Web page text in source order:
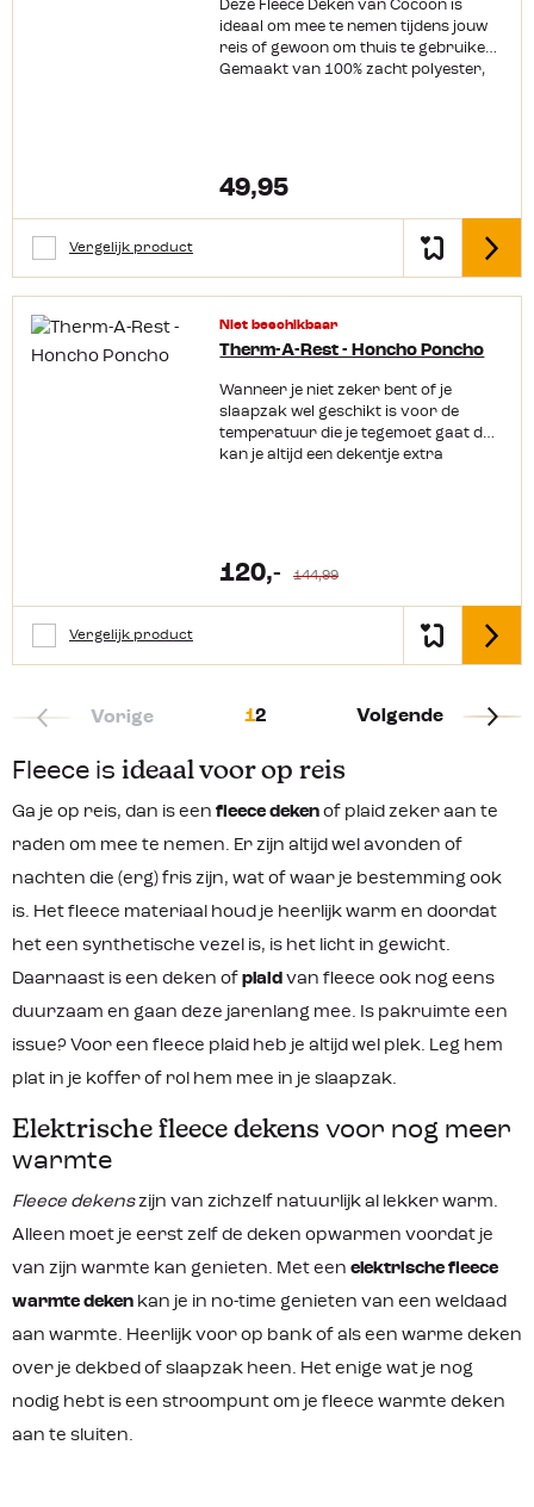
Deze Fleece Deken van Cocoon is
ideaal om mee te nemen tijdens jouw
reis of gewoon om thuis te gebruiken.
Gemaakt van 100% zacht polyester,
Productkenmerken: Materiaal: 100%
polyester Voelt comfortabel op de
huid Voert het vocht snel af
49,95
Vergelijk product
Niet beschikbaar
Therm-A-Rest - Honcho Poncho
Wanneer je niet zeker bent of je
slaapzak wel geschikt is voor de
temperatuur die je tegemoet gaat dan
kan je altijd een dekentje extra
wanneer je nog op je stoel zit te
genieten van de vakantie. Dankzij de
synthetische isolatie heb je het lekker
warm, ook als deze iets vochtig is zal
deze je nog steeds warm houden.
Productkenmerken: Onze size
extra isolatie laag 142 x 200 cm (LxB)
120,- 144,99
Vergelijk product
Vorige 12 Volgende
Fleece is ideaal voor op reis
Ga je op reis, dan is een fleece deken of plaid zeker aan te
raden om mee te nemen. Er zijn altijd wel avonden of
nachten die (erg) fris zijn, wat of waar je bestemming ook
is. Het fleece materiaal houd je heerlijk warm en doordat
het een synthetische vezel is, is het licht in gewicht.
Daarnaast is een deken of plaid van fleece ook nog eens
duurzaam en gaan deze jarenlang mee. Is pakruimte een
issue? Voor een fleece plaid heb je altijd wel plek. Leg hem
plat in je koffer of rol hem mee in je slaapzak.
Elektrische fleece dekens voor nog meer
warmte
Fleece dekenszijn van zichzelf natuurlijk al lekker warm.
Alleen moet je eerst zelf de deken opwarmen voordat je
van zijn warmte kan genieten. Met een elektrische fleece
warmte deken kan je in no-time genieten van een weldaad
aan warmte. Heerlijk voor op bank of als een warme deken
over je dekbed of slaapzak heen. Het enige wat je nog
nodig hebt is een stroompunt om je fleece warmte deken
aan te sluiten.